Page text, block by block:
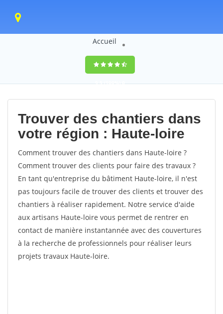
Accueil
9,5(100%)0
votes
Trouver des chantiers dans
votre région : Haute-loire
Comment trouver des chantiers dans Haute-loire ?
Comment trouver des clients pour faire des travaux ?
En tant qu'entreprise du bâtiment Haute-loire, il n'est
pas toujours facile de trouver des clients et trouver des
chantiers à réaliser rapidement. Notre service d'aide
aux artisans Haute-loire vous permet de rentrer en
contact de manière instantannée avec des couvertures
à la recherche de professionnels pour réaliser leurs
projets travaux Haute-loire.